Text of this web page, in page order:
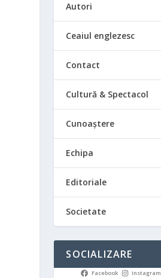
Autori
Ceaiul englezesc
Contact
Cultură & Spectacol
Cunoaștere
Echipa
Editoriale
Societate
SOCIALIZARE
Facebook Instagram